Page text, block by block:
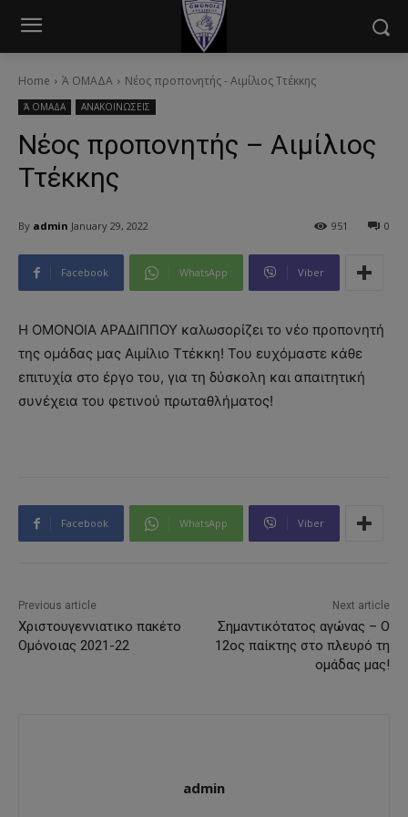
Home Ά ΟΜΑΔΑ Νέος προπονητής - Αιμίλιος Ττέκκης
Ά ΟΜΑΔΑ ΑΝΑΚΟΙΝΩΣΕΙΣ
Νέος προπονητής – Αιμίλιος
Ττέκκης
By admin January 29, 2022 0
951
Facebook WhatsApp Viber
Η ΟΜΟΝΟΙΑ ΑΡΑΔΙΠΠΟΥ καλωσορίζει το νέο προπονητή
της ομάδας μας Αιμίλιο Ττέκκη! Του ευχόμαστε κάθε
επιτυχία στο έργο του, για τη δύσκολη και απαιτητική
συνέχεια του φετινού πρωταθλήματος!
Facebook WhatsApp Viber
Previous article
Xριστουγεννιατικο πακέτο
Ομόνοιας 2021-22
Next article
Σημαντικότατος αγώνας – Ο
12ος παίκτης στο πλευρό τη
ομάδας μας!
admin
modal-check